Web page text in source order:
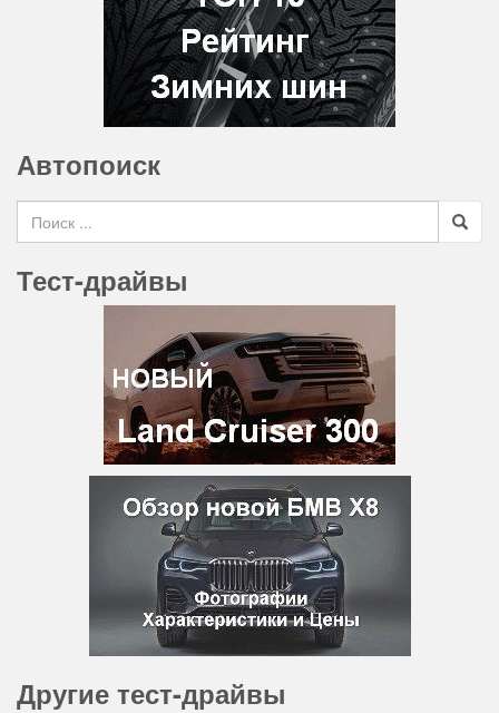
Автопоиск
Search for
Тест-драйвы
Другие тест-драйвы